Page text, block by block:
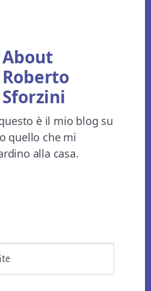
About
Roberto
Sforzini
è il mio blog su
quello che mi
alla casa.